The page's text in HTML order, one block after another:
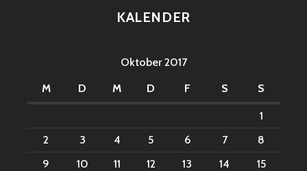
KALENDER
Oktober 2017
M
D M D F S S
1
2
3 4 5 6 7
8
9
10 11 12 13 14
15